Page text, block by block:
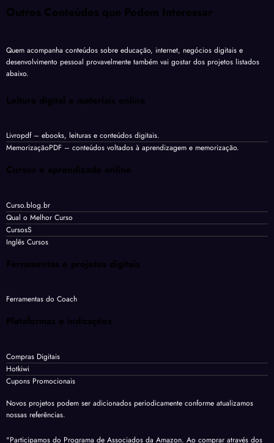
Outros Conteúdos que Podem Interessar
Quem acompanha conteúdos sobre educação, internet, negócios digitais e
desenvolvimento pessoal provavelmente também vai gostar dos projetos listados
abaixo.
Leitura digital e materiais online
Livropdf– ebooks, leituras e conteúdos digitais.
MemorizaçãoPDF – conteúdos voltados à aprendizagem e memorização.
Cursos e aprendizado online
Curso.blog.br
Qual o Melhor Curso
CursosS
Inglês Cursos
Ferramentas e projetos digitais
Ferramentas do Coach
Plataformas e indicações
Compras Digitais
Hotkiwi
Cupons Promocionais
Novos projetos podem ser adicionados periodicamente conforme atualizamos
nossas referências.
"Participamos do Programa de Associados da Amazon. Ao comprar através dos